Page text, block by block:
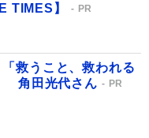
TIMES】
PR
「救うこと、救われる
角田光代さん
PR